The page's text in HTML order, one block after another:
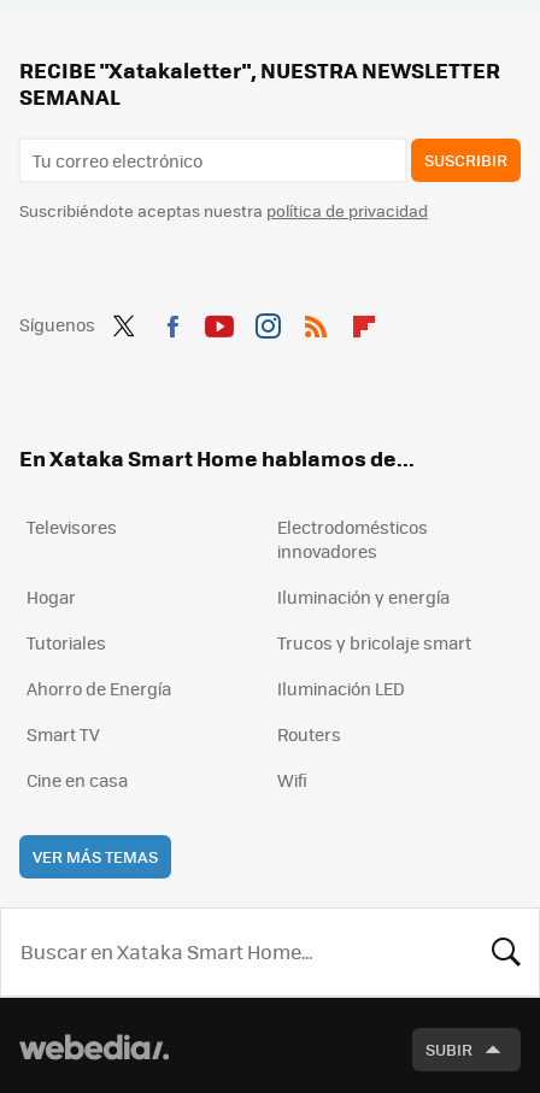
RECIBE "Xatakaletter", NUESTRA NEWSLETTER
SEMANAL
SUSCRIBIR
Suscribiéndote aceptas nuestra política de privacidad
Síguenos
En Xataka Smart Home hablamos de...
Televisores
Electrodomésticos
innovadores
Hogar
Iluminación y energía
Tutoriales
Trucos y bricolaje smart
Ahorro de Energía
Iluminación LED
Smart TV
Routers
Cine en casa
Wifi
VER MÁS TEMAS
SUBIR